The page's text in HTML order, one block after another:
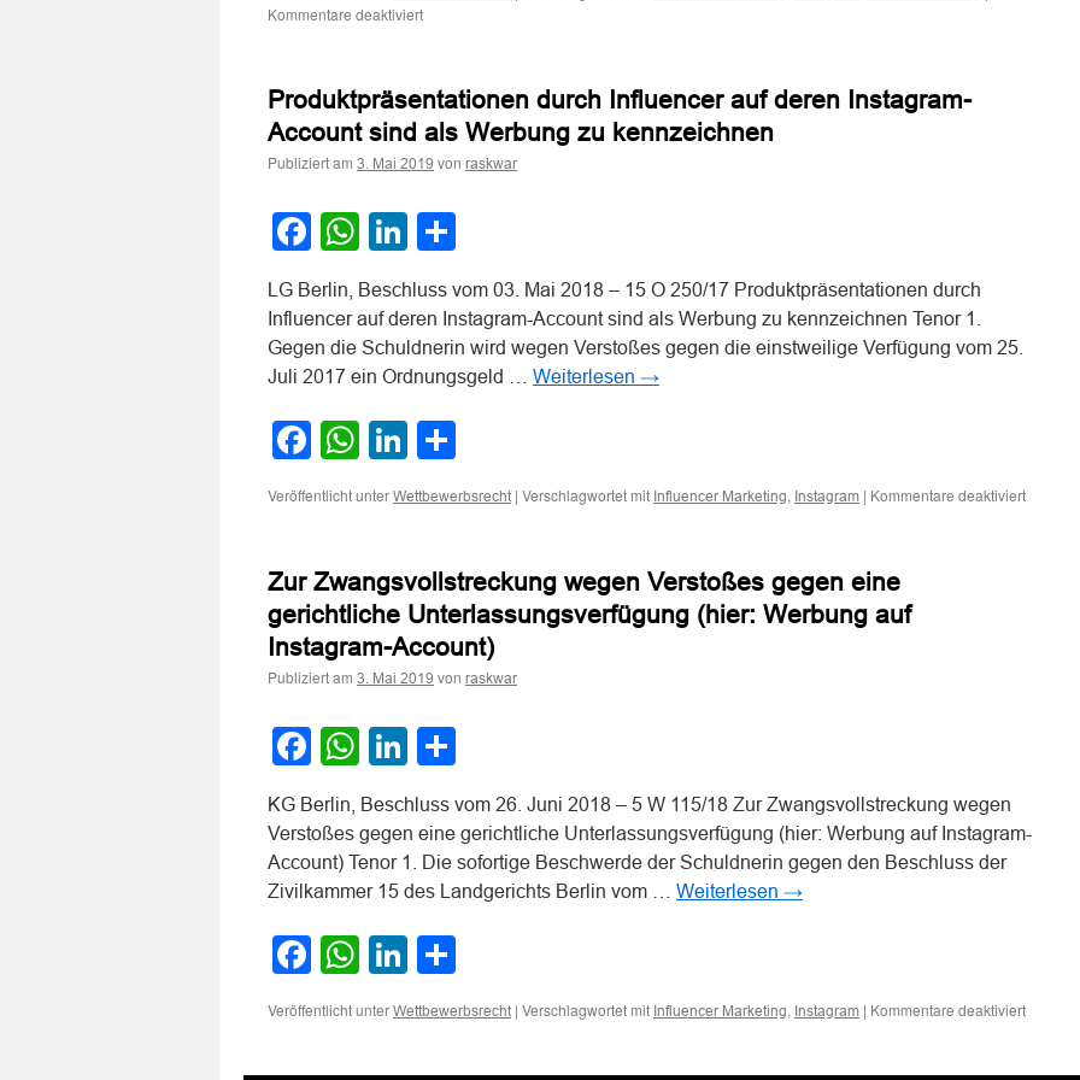
Kommentare deaktiviertfür
„Taggen“
von
Fotos
auf
ohne
Werbekennzeichnung
Produktpräsentationen durch Influencer auf deren Instagram-
Account sind als Werbung zu kennzeichnen
Publiziert am 3. Mai 2019 von raskwar
Facebook
WhatsApp
LinkedIn
LG Berlin, Beschluss vom 03. Mai 2018 – 15 O 250/17 Produktpräsentationen durch
Influencer auf deren Instagram-Account sind als Werbung zu kennzeichnen Tenor 1.
Gegen die Schuldnerin wird wegen Verstoßes gegen die einstweilige Verfügung vom 25.
Juli 2017 ein Ordnungsgeld … Weiterlesen →
Facebook
WhatsApp
LinkedIn
Veröffentlicht unter Wettbewerbsrecht | Verschlagwortet mit Influencer Marketing, Instagram | Kommentare deaktiviertfür
Zur Zwangsvollstreckung wegen Verstoßes gegen eine
gerichtliche Unterlassungsverfügung (hier: Werbung auf
Instagram-Account)
Publiziert am 3. Mai 2019 von raskwar
Facebook
WhatsApp
LinkedIn
KG Berlin, Beschluss vom 26. Juni 2018 – 5 W 115/18 Zur Zwangsvollstreckung wegen
Verstoßes gegen eine gerichtliche Unterlassungsverfügung (hier: Werbung auf Instagram-
Account) Tenor 1. Die sofortige Beschwerde der Schuldnerin gegen den Beschluss der
Zivilkammer 15 des Landgerichts Berlin vom … Weiterlesen →
Facebook
WhatsApp
LinkedIn
Veröffentlicht unter Wettbewerbsrecht | Verschlagwortet mit Influencer Marketing, Instagram | Kommentare deaktiviertfür
wegen